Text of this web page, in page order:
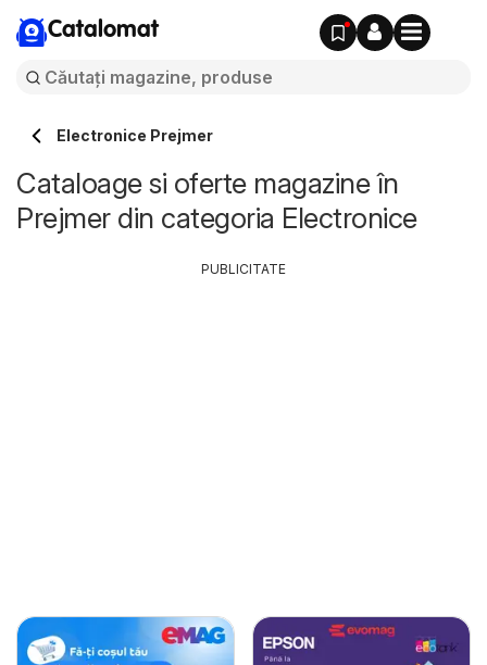
Catalomat
Electronice Prejmer
Cataloage si oferte magazine în
Prejmer din categoria Electronice
PUBLICITATE